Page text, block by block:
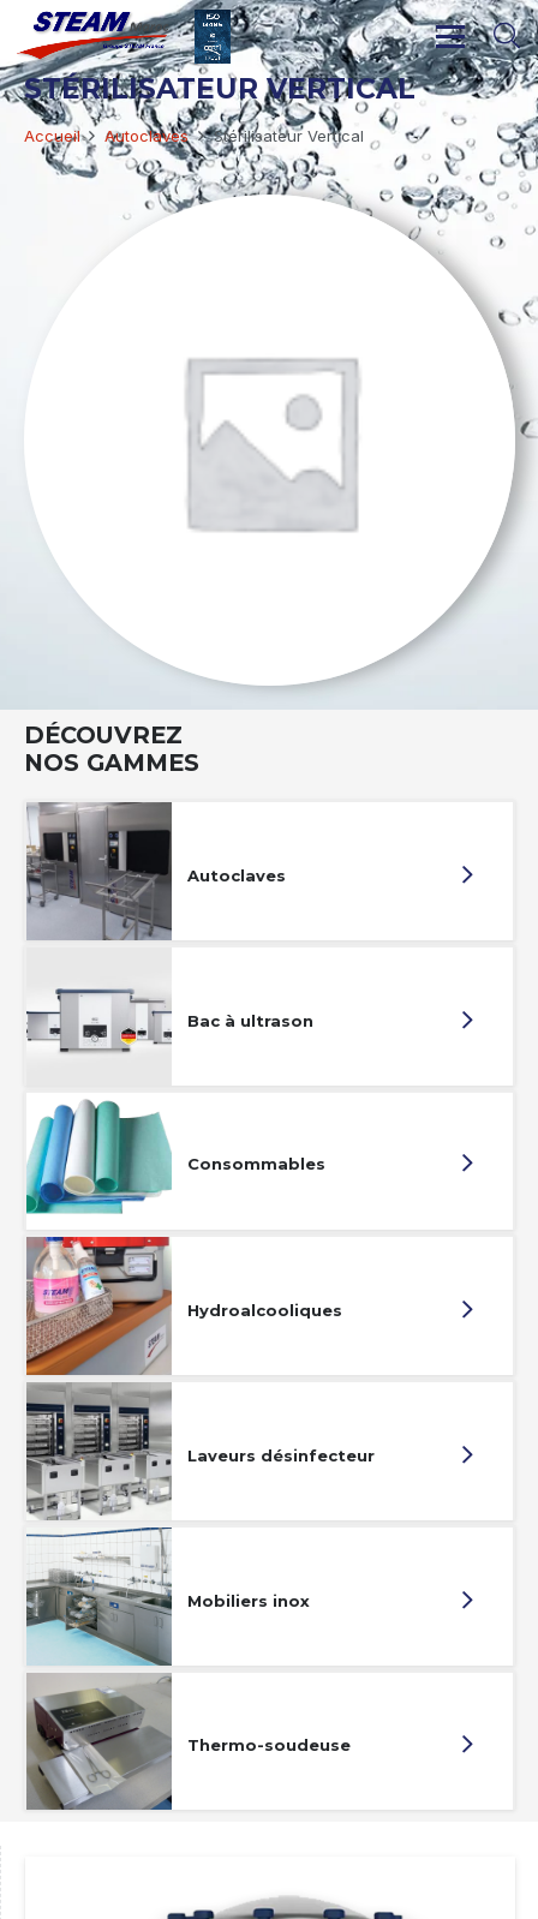
STÉRILISATEUR VERTICAL
Accueil Autoclaves Stérilisateur Vertical
DÉCOUVREZ
NOS GAMMES
Autoclaves
Bac à ultrason
Consommables
Hydroalcooliques
Laveurs désinfecteur
Mobiliers inox
Thermo-soudeuse